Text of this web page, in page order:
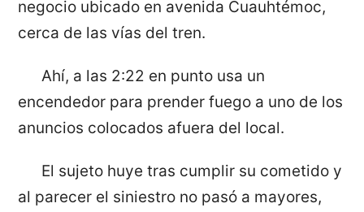
negocio ubicado en avenida Cuauhtémoc,
cerca de las vías del tren.
Ahí, a las 2:22 en punto usa un
encendedor para prender fuego a uno de los
anuncios colocados afuera del local.
El sujeto huye tras cumplir su cometido y
al parecer el siniestro no pasó a mayores,